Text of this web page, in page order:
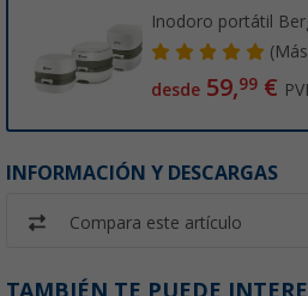
Inodoro portátil
(
desde 59,99 €
INFORMACIÓN Y DESCARGAS
Compara este artículo